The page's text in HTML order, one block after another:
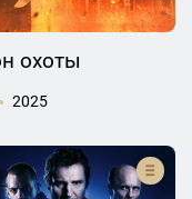
охоты
2025